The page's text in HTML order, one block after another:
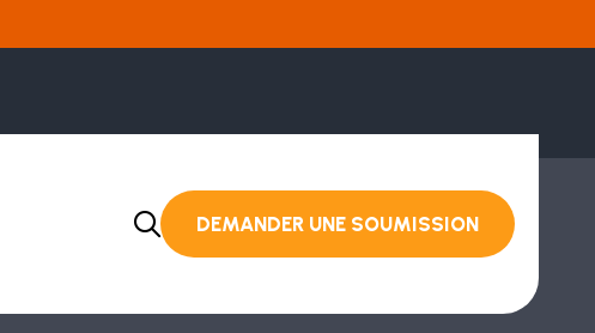
DEMANDER UNE SOUMISSION